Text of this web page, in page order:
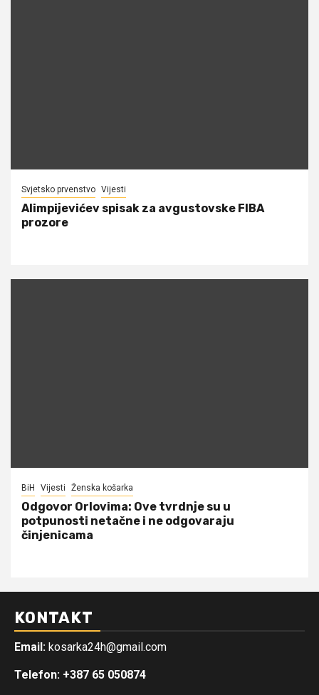
Svjetsko prvenstvo Vijesti
Alimpijevićev spisak za avgustovske FIBA
prozore
BiH Vijesti Ženska košarka
Odgovor Orlovima: ​Ove tvrdnje su u
potpunosti netačne i ne odgovaraju
činjenicama
KONTAKT
Email: kosarka24h@gmail.com
Telefon: +387 65 050874